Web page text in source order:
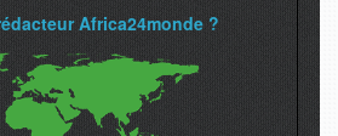
Africa24monde ?